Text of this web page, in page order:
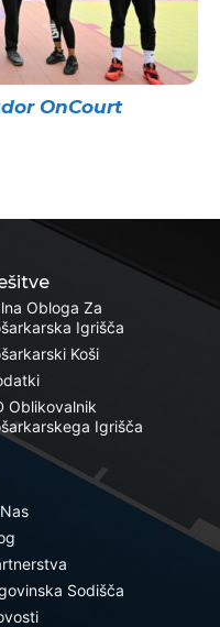
OnCourt
Obloga Za
Igrišča
Koši
Oblikovalnik
Igrišča
Sodišča